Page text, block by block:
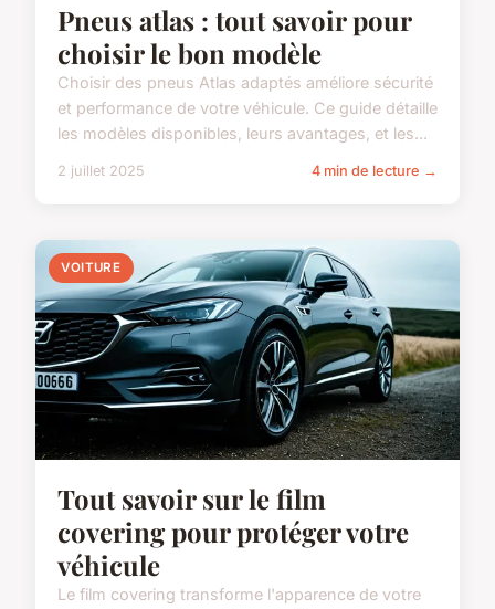
Pneus atlas : tout savoir pour
choisir le bon modèle
Choisir des pneus Atlas adaptés améliore sécurité
et performance de votre véhicule. Ce guide détaille
les modèles disponibles, leurs avantages, et les...
2 juillet 2025 4 min de lecture →
VOITURE
Tout savoir sur le film
covering pour protéger votre
véhicule
Le film covering transforme l'apparence de votre